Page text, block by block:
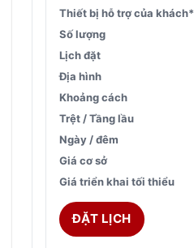
Thiết bị hỗ trợ của khách*
Số lượng
Lịch đặt
Địa hình
Khoảng cách
Trệt / Tầng lầu
Ngày / đêm
Giá cơ sở
Giá triển khai tối thiểu
ĐẶT LỊCH